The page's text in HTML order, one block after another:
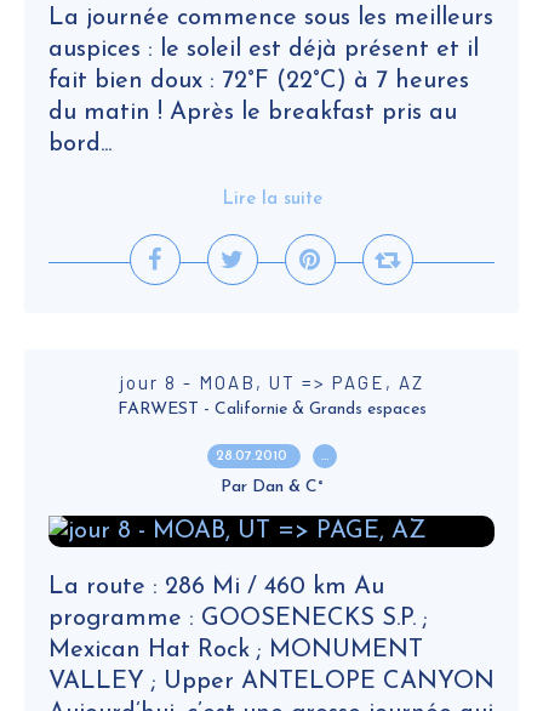
La journée commence sous les meilleurs
auspices : le soleil est déjà présent et il
fait bien doux : 72°F (22°C) à 7 heures
du matin ! Après le breakfast pris au
bord...
Lire la suite
jour 8 - MOAB, UT => PAGE, AZ
FARWEST - Californie & Grands espaces
28.07.2010 …
Par Dan & C°
La route : 286 Mi / 460 km Au
programme : GOOSENECKS S.P. ;
Mexican Hat Rock ; MONUMENT
VALLEY ; Upper ANTELOPE CANYON